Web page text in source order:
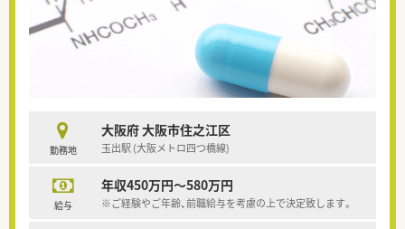
勤務地
大阪府 大阪市住之江区
玉出駅 (大阪メトロ四つ橋線)
給与
年収450万円～580万円
※ご経験やご年齢、前職給与を考慮の上で決定致します。